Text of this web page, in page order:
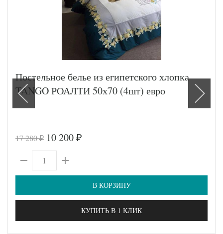
Постельное белье из египетского хлопка
TANGO РОАЛТИ 50х70 (4шт) евро
17 280₽ 10 200 ₽
В КОРЗИНУ
КУПИТЬ В 1 КЛИК